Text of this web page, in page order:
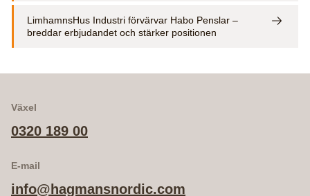
LimhamnsHus Industri förvärvar Habo Penslar –
breddar erbjudandet och stärker positionen
Växel
0320 189 00
E-mail
info@hagmansnordic.com